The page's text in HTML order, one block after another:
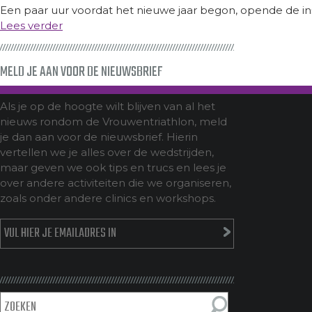
Een paar uur voordat het nieuwe jaar begon, opende de
Lees verder
MELD JE AAN VOOR DE NIEUWSBRIEF
Als je op de hoogte wilt blijven van al het
nieuws rondom de Vrouwentriathlon, meld
je dan aan voor de nieuwsbrief. Hierin
vertellen we je alles over de wedstrijden,
maar geven we ook tips en trucs en lees je
over andere activiteiten die we organiseren,
zoals onder andere clinics en workshops.